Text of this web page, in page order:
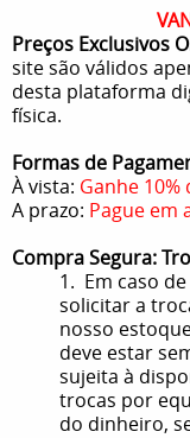
Preços Exclusivos
site são válidos
desta plataforma
física.
Formas de
À vista: Ganhe
A prazo: Pague em
Compra Segura:
1. Em caso
solicitar a
nosso
deve estar
sujeita à
trocas por
do dinheiro,